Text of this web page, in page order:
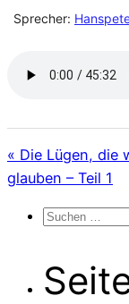
Sprecher:
« Die Lügen, die
glauben – Teil 1
Suchen